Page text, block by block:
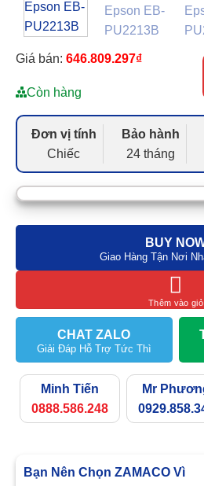
Giá bán: 646.809.297₫
Còn hàng
Đơn vị tính
Chiếc
Bảo hành
24 tháng
Thêm vào giỏ
BUY
Giao Hàng Tận Nơi
CHAT ZALO
Giải Đáp Hỗ Trợ Tức Thì
Minh Tiến
0888.586.248
Mr
Bạn Nên Chọn ZAMACO Vì